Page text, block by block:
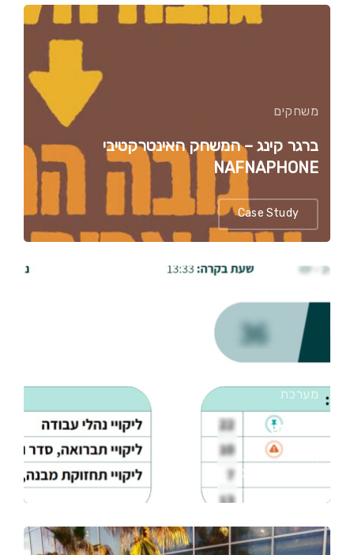
משחקים
ברגר קינג – המשחק האינטרקטיבי
NAFNAPHONE
Case Study
מערכת
ביו טסט
Case Study